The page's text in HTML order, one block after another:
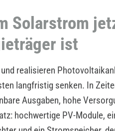
Solarstrom
ist
realisieren
langfristig senken. In
Ausgaben, hohe
hochwertige PV-Module,